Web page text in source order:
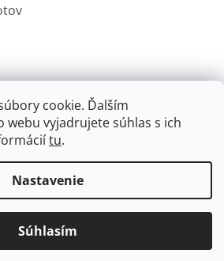
cookie. Ďalším
vyjadrujete súhlas s ich
tu.
Nastavenie
Súhlasím
BRUSLÁRNA. Všetky práva
vyhradené.